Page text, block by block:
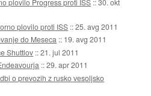
plovilo Progress proti ISS ::30. okt
plovilo proti ISS ::25. avg 2011
do Meseca :: 19. avg 2011
Shuttlov ::21. jul 2011
::29. apr 2011
o prevozih z rusko vesoljsko